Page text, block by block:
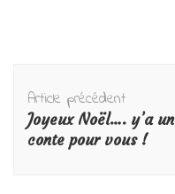
d'article
Article précédent
Joyeux Noël…. y’a un
conte pour vous !